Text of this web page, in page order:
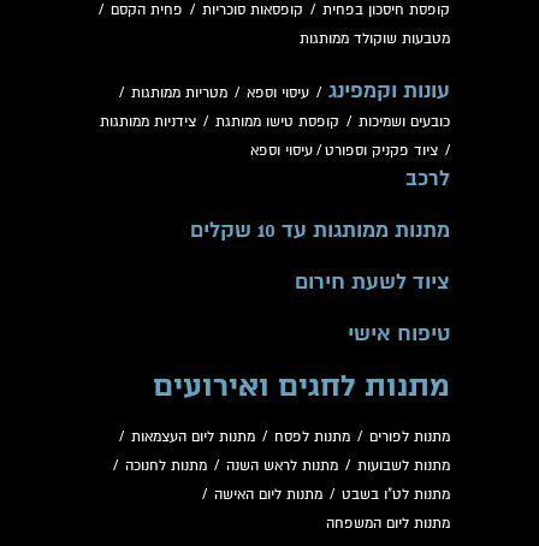
קופסת חיסכון בפחית / קופסאות סוכריות / פחית הקסם /
מטבעות שוקולד ממותגות
עונות וקמפינג / עיסוי וספא / מטריות ממותגות /
כובעים ושמיכות / קופסת טישו ממותגת / צידניות ממותגות
/ ציוד פקניק וספורט / עיסוי וספא
לרכב
מתנות ממותגות עד 10 שקלים
ציוד לשעת חירום
טיפוח אישי
מתנות לחגים ואירועים
מתנות לפורים / מתנות לפסח / מתנות ליום העצמאות /
מתנות לשבועות / מתנות לראש השנה / מתנות לחנוכה /
מתנות לט"ו בשבט / מתנות ליום האישה /
מתנות ליום המשפחה